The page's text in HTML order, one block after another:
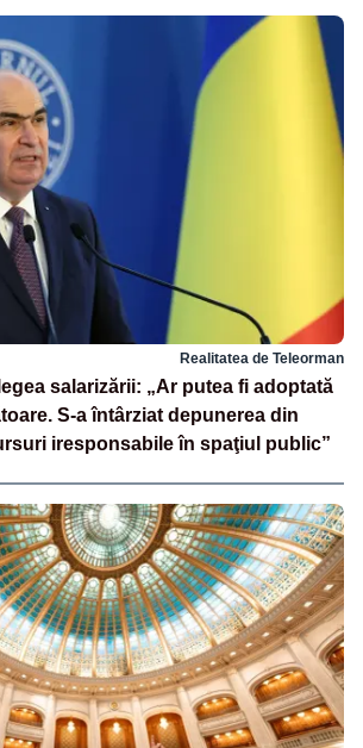
Realitatea de Teleorman
salarizării: „Ar putea fi adoptată
S-a întârziat depunerea din
iresponsabile în spaţiul public”